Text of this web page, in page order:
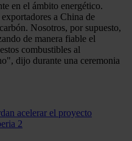
en el ámbito energético.
a China de
Nosotros, por supuesto,
de manera fiable el
combustibles al
dijo durante una ceremonia